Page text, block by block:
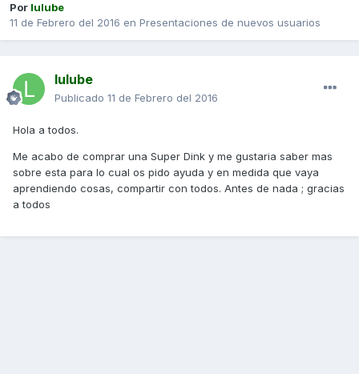
Por lulube
11 de Febrero del 2016 en Presentaciones de nuevos usuarios
lulube
Publicado 11 de Febrero del 2016
Hola a todos.
Me acabo de comprar una Super Dink y me gustaria saber mas
sobre esta para lo cual os pido ayuda y en medida que vaya
aprendiendo cosas, compartir con todos. Antes de nada ; gracias
a todos